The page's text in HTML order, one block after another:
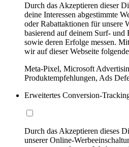
Durch das Akzeptieren dieser
deine Interessen abgestimmte
oder Rabattaktionen für unsere
basierend auf deinem Surf- und
sowie deren Erfolge messen.
wir auf dieser Webseite
Meta-Pixel, Microsoft
Produktempfehlungen, Ads
Erweitertes Conversion-
Durch das Akzeptieren dieses
unserer Online-